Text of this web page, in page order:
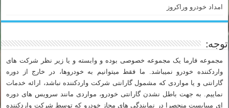
امداد خودرو وراکروز
توجه:
مجموعه فارما یک مجموعه خصوصی بوده و وابسته و یا زیر نظر شرکت های
واردکننده خودرو نمیباشد. ما فقط میتوانیم به خودروها، در خارج از دوره
گارانتی و یا مواردی که مشمول گارانتی شرکت واردکننده نباشد، ارائه خدمات
نماییم. به جهت باطل نشدن گارانتی خودرو، مواردی مانند سرویس های دوره
ای میبایست منحصرا در نمایندگی های مجاز خودرو که توسط شرکت واردکننده